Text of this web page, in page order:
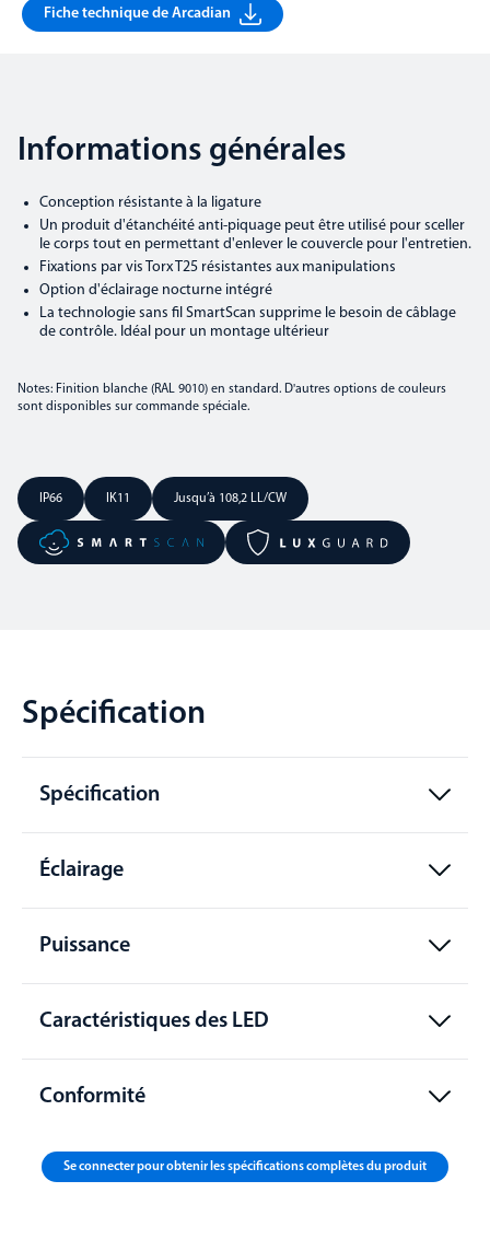
Fiche technique de Arcadian
Informations générales
Conception résistante à la ligature
Un produit d'étanchéité anti-piquage peut être utilisé pour sceller
le corps tout en permettant d'enlever le couvercle pour l'entretien.
Fixations par vis Torx T25 résistantes aux manipulations
Option d'éclairage nocturne intégré
La technologie sans fil SmartScan supprime le besoin de câblage
de contrôle. Idéal pour un montage ultérieur
Notes: Finition blanche (RAL 9010) en standard. D'autres options de couleurs
sont disponibles sur commande spéciale.
IP66 IK11 Jusqu’à 108,2 LL/CW
Spécification
Spécification
Éclairage
Puissance
Caractéristiques des LED
Conformité
Se connecter pour obtenir les spécifications complètes du produit